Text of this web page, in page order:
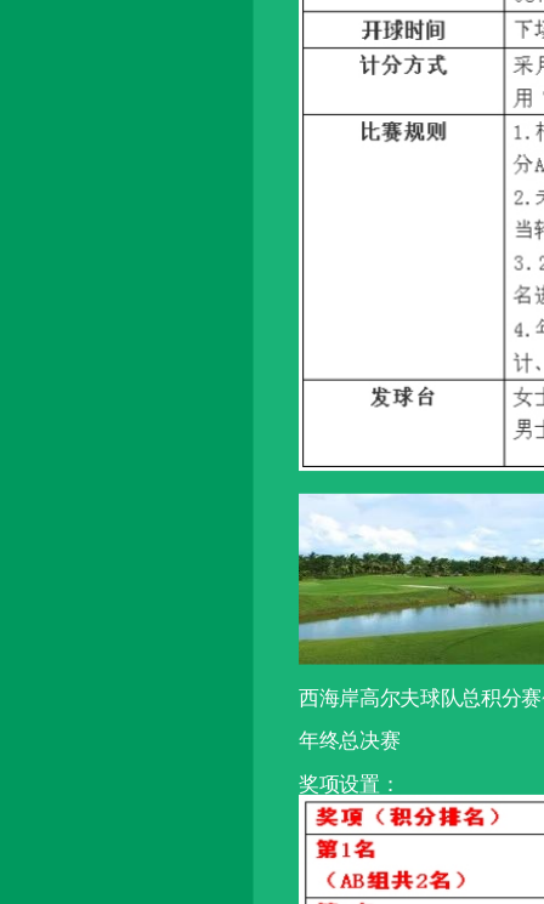
西海岸高尔夫球队总积分
年终总决赛
奖项设置：